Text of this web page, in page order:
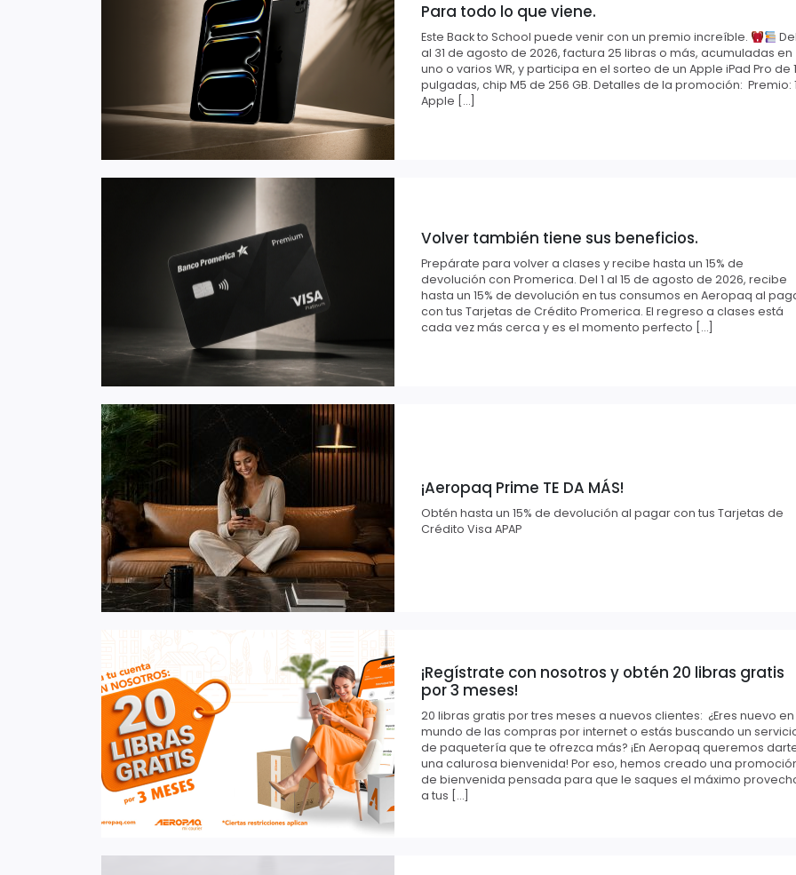
Para todo lo que viene.
Este Back to School puede venir con un premio increíble.
al 31 de agosto de 2026, factura 25 libras o más, acumuladas en
uno o varios WR, y participa en el sorteo de un Apple iPad Pro de
pulgadas, chip M5 de 256 GB. Detalles de la promoción: Premio:
Apple […]
Volver también tiene sus beneficios.
Prepárate para volver a clases y recibe hasta un 15% de
devolución con Promerica. Del 1 al 15 de agosto de 2026, recibe
hasta un 15% de devolución en tus consumos en Aeropaq al
con tus Tarjetas de Crédito Promerica. El regreso a clases está
cada vez más cerca y es el momento perfecto […]
¡Aeropaq Prime TE DA MÁS!
Obtén hasta un 15% de devolución al pagar con tus Tarjetas de
Crédito Visa APAP
¡Regístrate con nosotros y obtén 20 libras gratis
por 3 meses!
20 libras gratis por tres meses a nuevos clientes: ¿Eres nuevo
mundo de las compras por internet o estás buscando un
de paquetería que te ofrezca más? ¡En Aeropaq queremos
una calurosa bienvenida! Por eso, hemos creado una
de bienvenida pensada para que le saques el máximo
a tus […]